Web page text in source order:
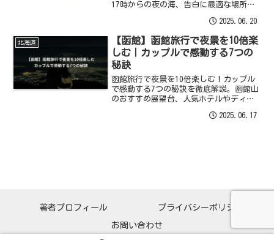
17時からの夜の海、告白に最適な場所、
ットまで、プラン作りに役立つ情報を網
羅。最高の思い出を作ろう。
2025.06.20
北海道
【函館】函館旅行で夜景を10倍楽
しむ｜カップルで感動する7つの
秘訣
函館旅行で夜景を10倍楽しむ！カップル
で感動する7つの秘訣を徹底解説。函館山
のおすすめ展望台、人気ホテルやディナ
2025.06.17
著者プロフィール プライバシーポリシー
お問い合わせ